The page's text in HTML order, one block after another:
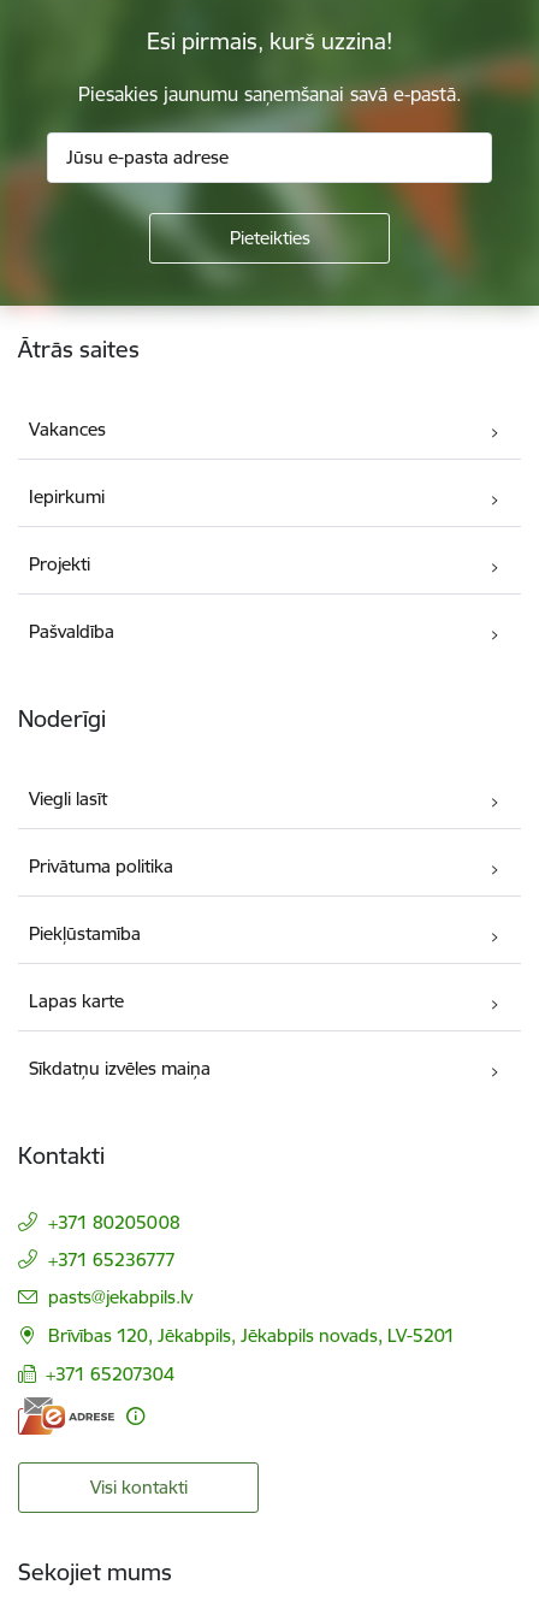
Esi pirmais, kurš uzzina!
Piesakies jaunumu saņemšanai savā e-pastā.
Kājene
Ātrās saites
Vakances
Iepirkumi
Projekti
Pašvaldība
Noderīgi
Viegli lasīt
Privātuma politika
Piekļūstamība
Lapas karte
Sīkdatņu izvēles maiņa
Kontakti
+371 80205008
+371 65236777
E-pasts:
pasts@jekabpils.lv
Brīvības 120, Jēkabpils, Jēkabpils novads, LV-5201
+371 65207304
Visi kontakti
Sekojiet mums